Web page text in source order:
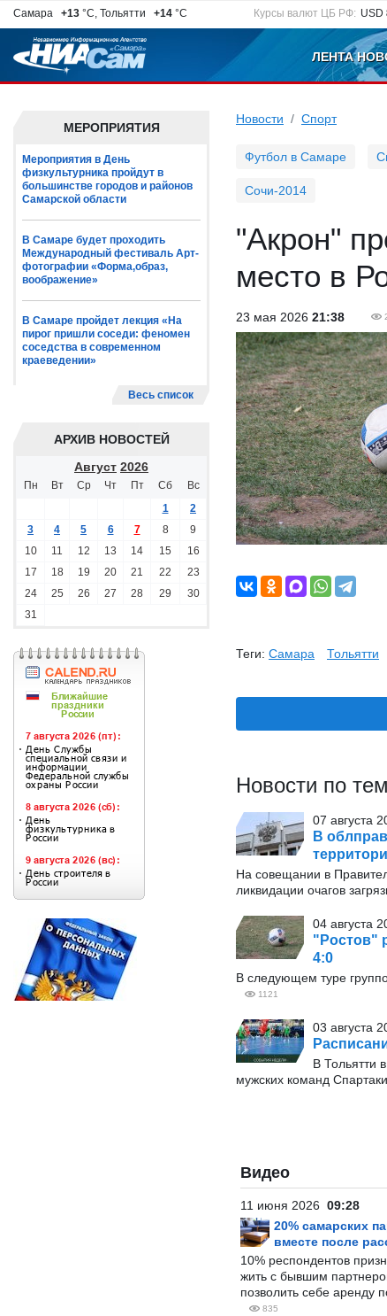
Самара +13 °C, Тольятти +14 °C Курсы валют ЦБ РФ: USD
ЛЕНТА
МЕРОПРИЯТИЯ
Мероприятия в День
физкультурника пройдут в
большинстве городов и районов
Самарской области
В Самаре будет проходить
Международный фестиваль Арт-
фотографии «Форма,образ,
воображение»
В Самаре пройдет лекция «На
пирог пришли соседи: феномен
соседства в современном
краеведении»
Весь список
АРХИВ НОВОСТЕЙ
Август 2026
Пн Вт Ср Чт Пт Сб
Вс
1
2
3
4 5 6 7 8
9
10
11 12 13 14 15
16
17
18 19 20 21 22
23
24
25 26 27 28 29
30
31
Новости Спорт
Футбол в Самаре
Сочи-2014
"Акрон"
место в
23 мая 2026 21:38
Теги: Самара Тольятти
Новости по
07 августа
В
На совещании в
ликвидации очагов
04 августа
"Ростов"
4:0
В следующем туре
1121
03 августа
В Тольятти
мужских команд
Видео
11 июня 2026 09:28
20% самарских
вместе после
10% респондентов
жить с бывшим
позволить себе аренду
835